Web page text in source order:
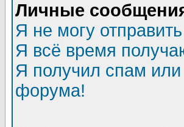
Личные
Я не могу
Я всё время
Я получил спам или
форума!